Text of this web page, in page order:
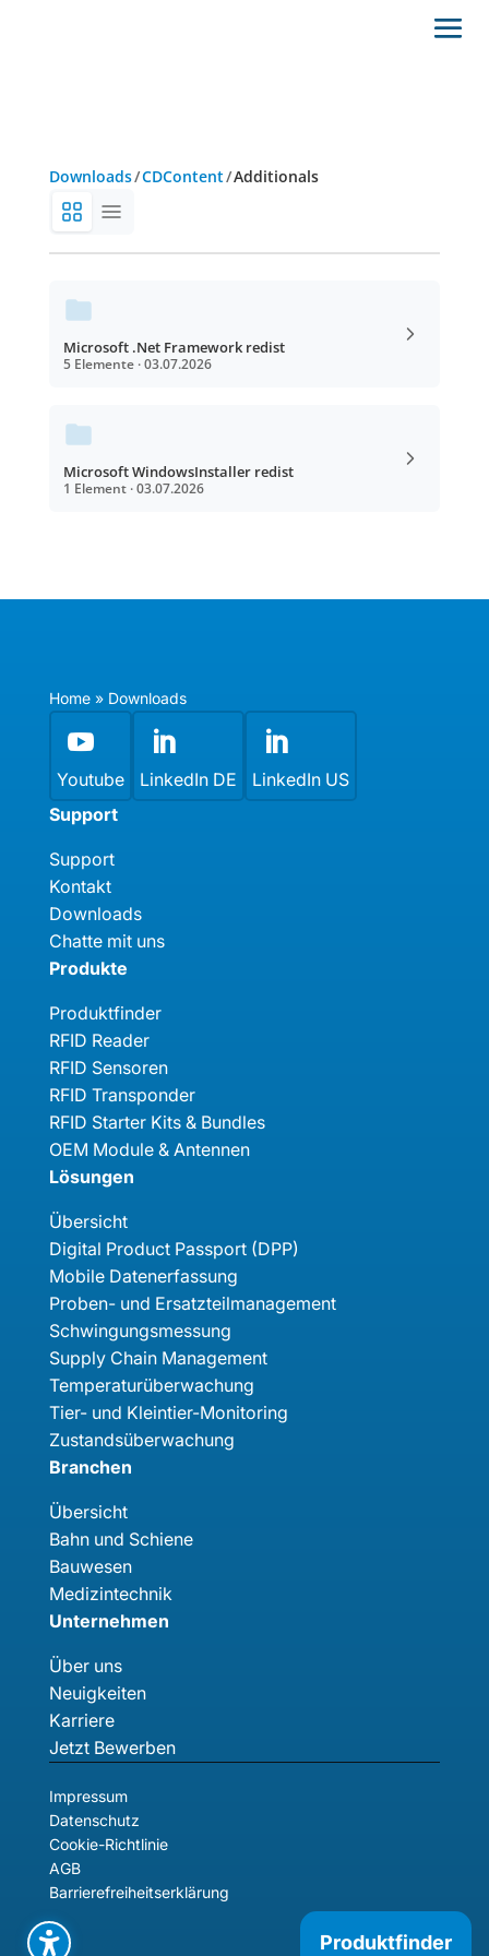
Downloads/CDContent/Additionals
Microsoft .Net Framework redist
5 Elemente · 03.07.2026
Microsoft WindowsInstaller redist
1 Element · 03.07.2026
Home» Downloads

Youtube

LinkedIn DE

LinkedIn US
Support
Support
Kontakt
Downloads
Chatte mit uns
Produkte
Produktfinder
RFID Reader
RFID Sensoren
RFID Transponder
RFID Starter Kits & Bundles
OEM Module & Antennen
Lösungen
Übersicht
Digital Product Passport (DPP)
Mobile Datenerfassung
Proben- und Ersatzteilmanagement
Schwingungsmessung
Supply Chain Management
Temperaturüberwachung
Tier- und Kleintier-Monitoring
Zustandsüberwachung
Branchen
Übersicht
Bahn und Schiene
Bauwesen
Medizintechnik
Unternehmen
Über uns
Neuigkeiten
Karriere
Jetzt Bewerben
Impressum
Datenschutz
Cookie-Richtlinie
AGB
Barrierefreiheitserklärung
Produktfinder